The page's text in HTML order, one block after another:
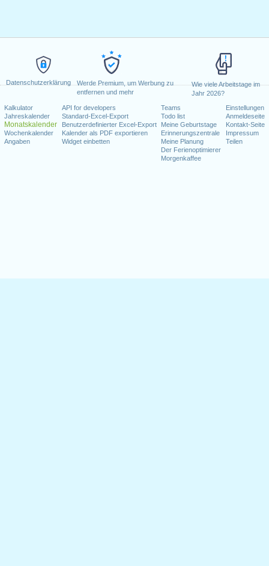
Datenschutzerklärung
Werde Premium, um Werbung zu
entfernen und mehr
Wie viele Arbeitstage im
Jahr 2026?
Kalkulator
Jahreskalender
Monatskalender
Wochenkalender
Angaben
API for developers
Standard-Excel-Export
Benutzerdefinierter Excel-Export
Kalender als PDF exportieren
Widget einbetten
Teams
Todo list
Meine Geburtstage
Erinnerungszentrale
Meine Planung
Der Ferienoptimierer
Morgenkaffee
Einstellungen
Anmeldeseite
Kontakt-Seite
Impressum
Teilen